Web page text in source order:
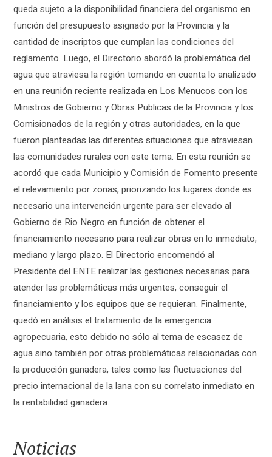
queda sujeto a la disponibilidad financiera del organismo en
función del presupuesto asignado por la Provincia y la
cantidad de inscriptos que cumplan las condiciones del
reglamento. Luego, el Directorio abordó la problemática del
agua que atraviesa la región tomando en cuenta lo analizado
en una reunión reciente realizada en Los Menucos con los
Ministros de Gobierno y Obras Publicas de la Provincia y los
Comisionados de la región y otras autoridades, en la que
fueron planteadas las diferentes situaciones que atraviesan
las comunidades rurales con este tema. En esta reunión se
acordó que cada Municipio y Comisión de Fomento presente
el relevamiento por zonas, priorizando los lugares donde es
necesario una intervención urgente para ser elevado al
Gobierno de Rio Negro en función de obtener el
financiamiento necesario para realizar obras en lo inmediato,
mediano y largo plazo. El Directorio encomendó al
Presidente del ENTE realizar las gestiones necesarias para
atender las problemáticas más urgentes, conseguir el
financiamiento y los equipos que se requieran. Finalmente,
quedó en análisis el tratamiento de la emergencia
agropecuaria, esto debido no sólo al tema de escasez de
agua sino también por otras problemáticas relacionadas con
la producción ganadera, tales como las fluctuaciones del
precio internacional de la lana con su correlato inmediato en
la rentabilidad ganadera.
Noticias